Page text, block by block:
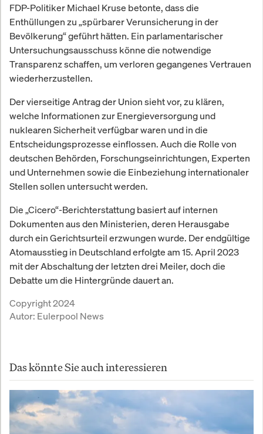
FDP-Politiker Michael Kruse betonte, dass die
Enthüllungen zu „spürbarer Verunsicherung in der
Bevölkerung“ geführt hätten. Ein parlamentarischer
Untersuchungsausschuss könne die notwendige
Transparenz schaffen, um verloren gegangenes Vertrauen
wiederherzustellen.
Der vierseitige Antrag der Union sieht vor, zu klären,
welche Informationen zur Energieversorgung und
nuklearen Sicherheit verfügbar waren und in die
Entscheidungsprozesse einflossen. Auch die Rolle von
deutschen Behörden, Forschungseinrichtungen, Experten
und Unternehmen sowie die Einbeziehung internationaler
Stellen sollen untersucht werden.
Die „Cicero“-Berichterstattung basiert auf internen
Dokumenten aus den Ministerien, deren Herausgabe
durch ein Gerichtsurteil erzwungen wurde. Der endgültige
Atomausstieg in Deutschland erfolgte am 15. April 2023
mit der Abschaltung der letzten drei Meiler, doch die
Debatte um die Hintergründe dauert an.
Copyright 2024
Autor: Eulerpool News
Das könnte Sie auch interessieren